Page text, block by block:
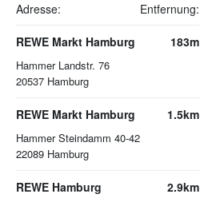
Adresse: Entfernung:
REWE Markt Hamburg
Hammer Landstr. 76
20537 Hamburg
183m
REWE Markt Hamburg
Hammer Steindamm 40-42
22089 Hamburg
1.5km
REWE Hamburg 2.9km